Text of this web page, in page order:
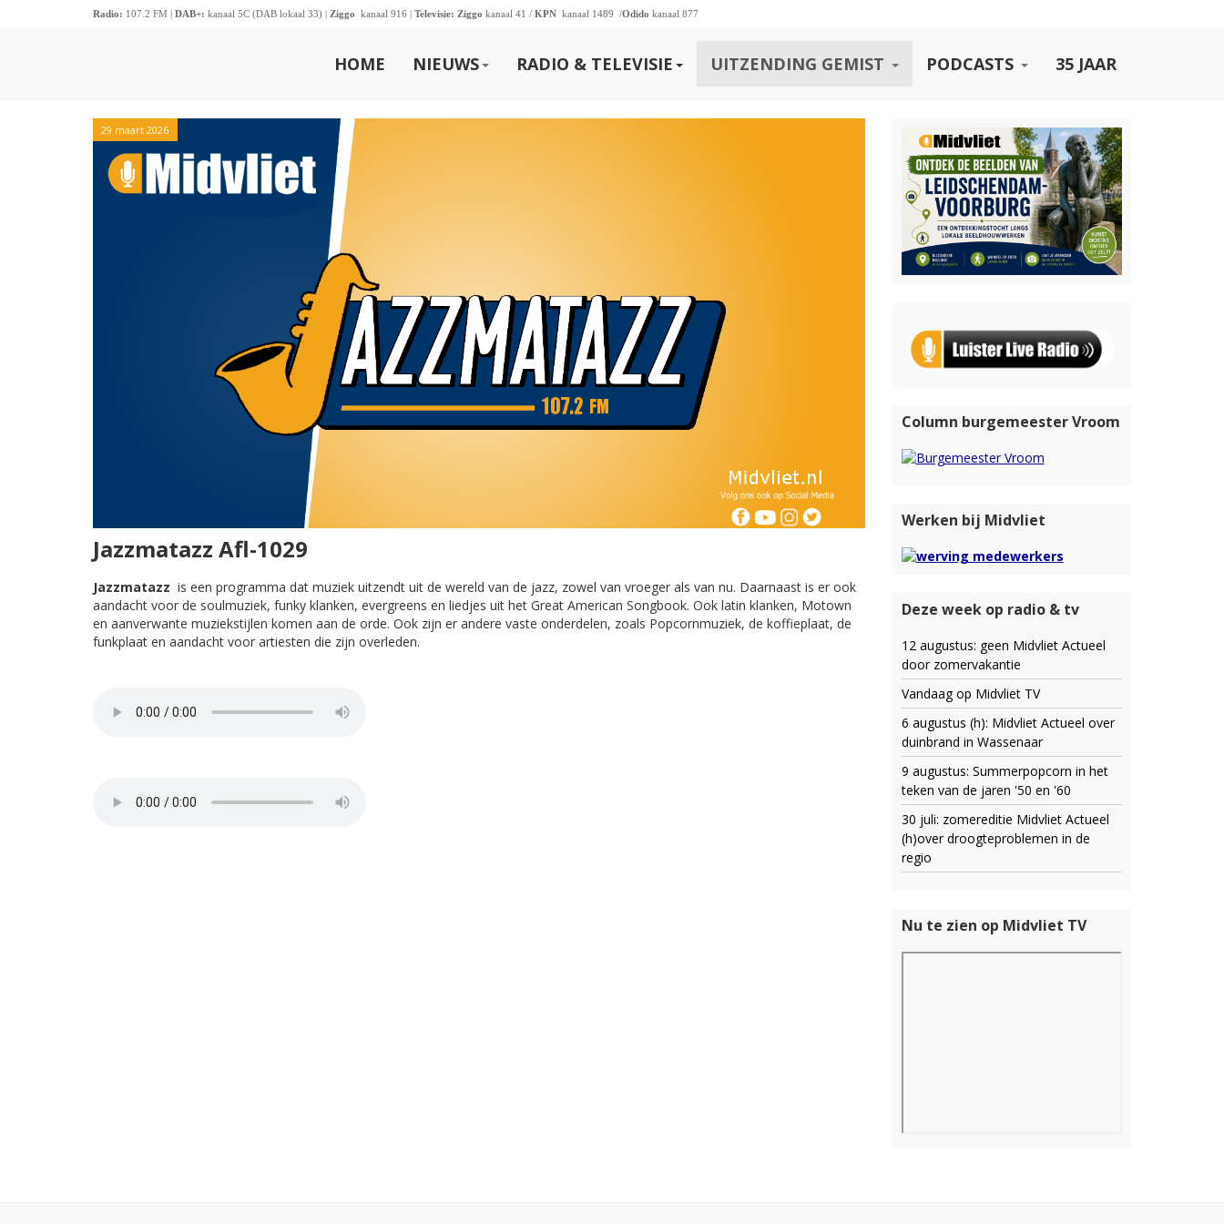
Radio: 107.2 FM | DAB+: kanaal 5C (DAB lokaal 33) | Ziggo kanaal 916 | Televisie: Ziggo kanaal 41 / KPN kanaal 1489 /Odido kanaal 877
HOME NIEUWS RADIO & TELEVISIE UITZENDING GEMIST PODCASTS 35 JAAR
29 maart 2026
Jazzmatazz Afl-1029
Jazzmatazz is een programma dat muziek uitzendt uit de wereld van de jazz, zowel van vroeger als van nu. Daarnaast is er ook
aandacht voor de soulmuziek, funky klanken, evergreens en liedjes uit het Great American Songbook. Ook latin klanken, Motown
en aanverwante muziekstijlen komen aan de orde. Ook zijn er andere vaste onderdelen, zoals Popcornmuziek, de koffieplaat, de
funkplaat en aandacht voor artiesten die zijn overleden.
Column burgemeester Vroom
Werken bij Midvliet
Deze week op radio & tv
12 augustus: geen Midvliet Actueel
door zomervakantie
Vandaag op Midvliet TV
6 augustus (h): Midvliet Actueel over
duinbrand in Wassenaar
9 augustus: Summerpopcorn in het
teken van de jaren '50 en '60
30 juli: zomereditie Midvliet Actueel
(h)over droogteproblemen in de
regio
Nu te zien op Midvliet TV